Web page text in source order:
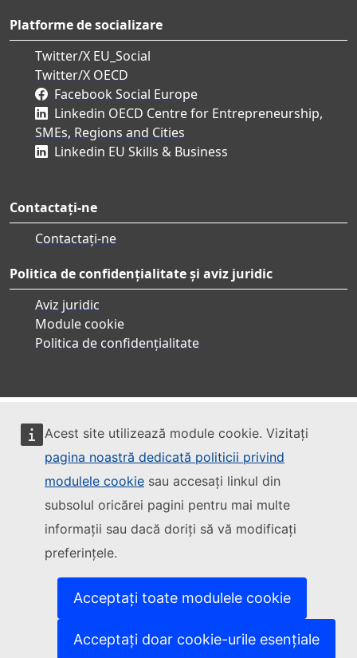
Acest site utilizează module cookie. Vizitați
pagina noastră dedicată politicii privind
modulele cookie sau accesați linkul din
subsolul oricărei pagini pentru mai multe
informații sau dacă doriți să vă modificați
preferințele.
Acceptați toate modulele cookie
Acceptați doar cookie-urile esențiale
Platforme de socializare
Twitter/X EU_Social
Twitter/X OECD
Facebook Social Europe
Linkedin OECD Centre for Entrepreneurship,
SMEs, Regions and Cities
Linkedin EU Skills & Business
Contactați-ne
Contactați-ne
Politica de confidențialitate și aviz juridic
Aviz juridic
Module cookie
Politica de confidențialitate